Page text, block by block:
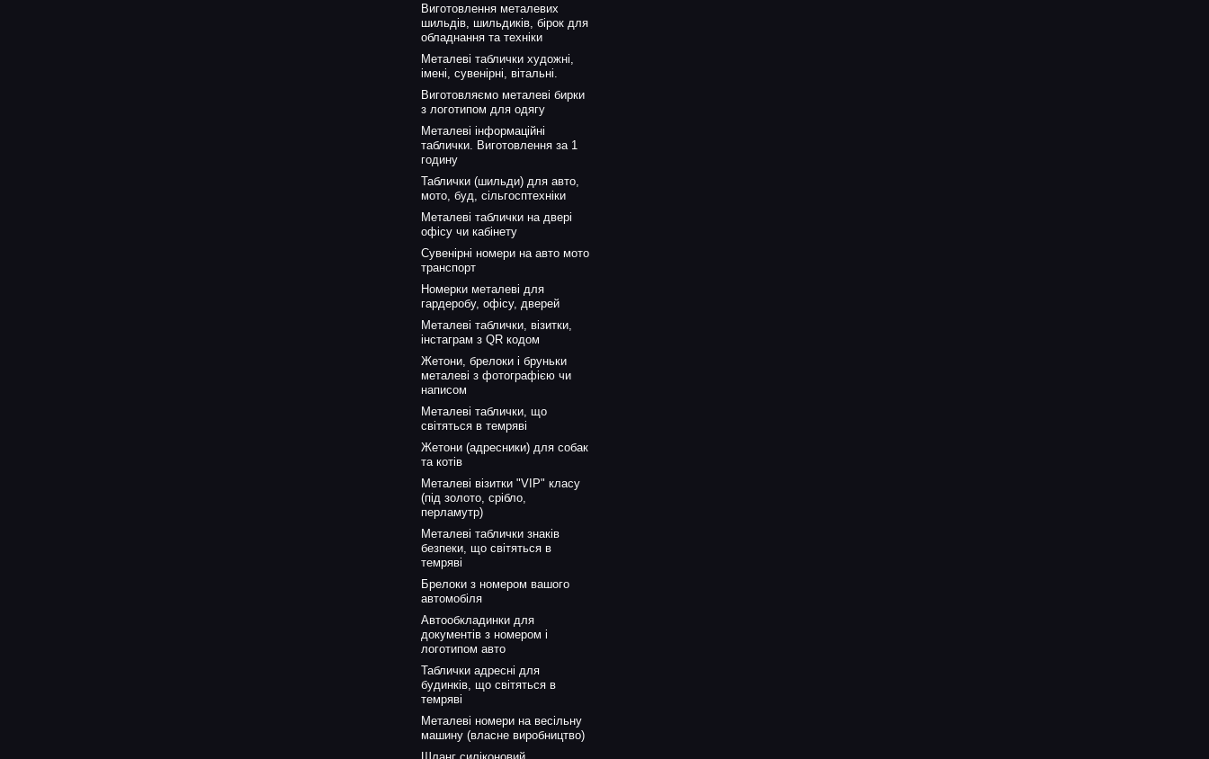
Виготовлення металевих
шильдів, шильдиків, бірок для
обладнання та техніки
Металеві таблички художні,
імені, сувенірні, вітальні.
Виготовляємо металеві бирки
з логотипом для одягу
Металеві інформаційні
таблички. Виготовлення за 1
годину
Таблички (шильди) для авто,
мото, буд, сільгосптехніки
Металеві таблички на двері
офісу чи кабінету
Сувенірні номери на авто мото
транспорт
Номерки металеві для
гардеробу, офісу, дверей
Металеві таблички, візитки,
інстаграм з QR кодом
Жетони, брелоки і бруньки
металеві з фотографією чи
написом
Металеві таблички, що
світяться в темряві
Жетони (адресники) для собак
та котів
Металеві візитки "VIP" класу
(під золото, срібло,
перламутр)
Металеві таблички знаків
безпеки, що світяться в
темряві
Брелоки з номером вашого
автомобіля
Автообкладинки для
документів з номером і
логотипом авто
Таблички адресні для
будинків, що світяться в
темряві
Металеві номери на весільну
машину (власне виробництво)